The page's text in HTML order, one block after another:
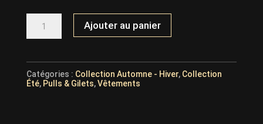
36,00€.25,20€.
Ajouter au panier
Catégories : Collection Automne - Hiver, Collection
Été, Pulls & Gilets,Vêtements